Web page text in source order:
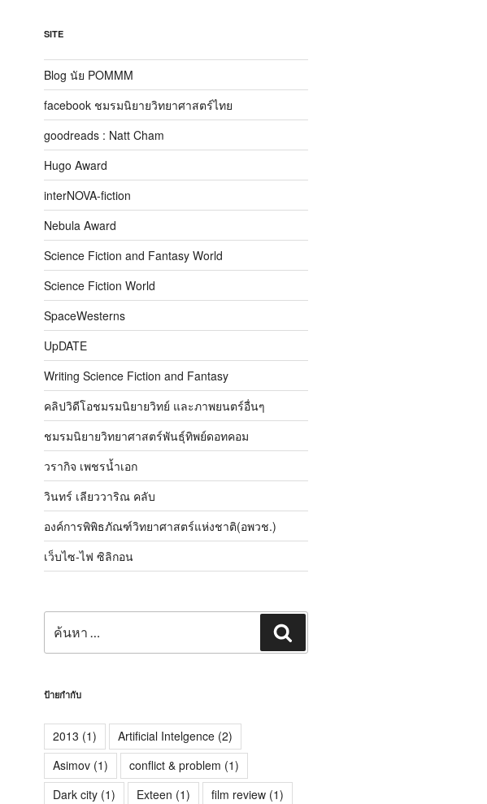
SITE
Blog นัย POMMM
facebook ชมรมนิยายวิทยาศาสตร์ไทย
goodreads : Natt Cham
Hugo Award
interNOVA-fiction
Nebula Award
Science Fiction and Fantasy World
Science Fiction World
SpaceWesterns
UpDATE
Writing Science Fiction and Fantasy
คลิปวิดีโอชมรมนิยายวิทย์ และภาพยนตร์อื่นๆ
ชมรมนิยายวิทยาศาสตร์พันธุ์ทิพย์ดอทคอม
วรากิจ เพชรน้ำเอก
วินทร์ เลียววาริณ คลับ
องค์การพิพิธภัณฑ์วิทยาศาสตร์แห่งชาติ(อพวช.)
เว็บไซ-ไฟ ซิลิกอน
ป้ายกำกับ
2013 (1) Artificial Intelgence(2)
Asimov(1) conflict & problem (1)
Dark city(1) Exteen (1) film review(1)